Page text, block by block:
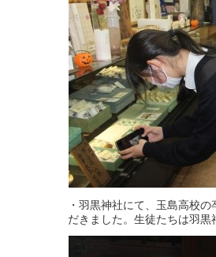
・羽黒神社にて、玉島高校
だきました。生徒たちは羽